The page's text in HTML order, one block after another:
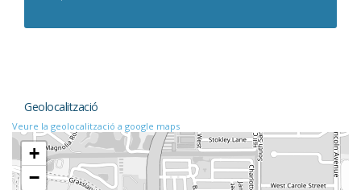
Geolocalització
Veure la geolocalització a google maps
+
−